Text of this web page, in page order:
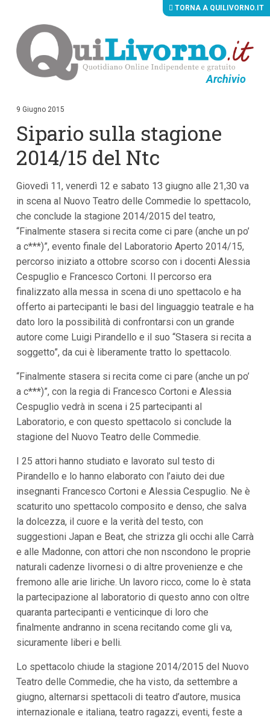
Archivio
i
i
c
n
t
n
u
i
p
i
n
i
p
l
i
a
i
l
e
n
P
r
n
c
p
a
l
e
V
a
i
n
f
n
d
o
TORNA A QUILIVORNO.IT
9 Giugno 2015
Sipario sulla stagione
2014/15 del Ntc
Giovedì 11, venerdì 12 e sabato 13 giugno alle 21,30 va
in scena al Nuovo Teatro delle Commedie lo spettacolo,
che conclude la stagione 2014/2015 del teatro,
“Finalmente stasera si recita come ci pare (anche un po’
a c***)”, evento finale del Laboratorio Aperto 2014/15,
percorso iniziato a ottobre scorso con i docenti Alessia
Cespuglio e Francesco Cortoni. Il percorso era
finalizzato alla messa in scena di uno spettacolo e ha
offerto ai partecipanti le basi del linguaggio teatrale e ha
dato loro la possibilità di confrontarsi con un grande
autore come Luigi Pirandello e il suo “Stasera si recita a
soggetto”, da cui è liberamente tratto lo spettacolo.
“Finalmente stasera si recita come ci pare (anche un po’
a c***)”, con la regia di Francesco Cortoni e Alessia
Cespuglio vedrà in scena i 25 partecipanti al
Laboratorio, e con questo spettacolo si conclude la
stagione del Nuovo Teatro delle Commedie.
I 25 attori hanno studiato e lavorato sul testo di
Pirandello e lo hanno elaborato con l’aiuto dei due
insegnanti Francesco Cortoni e Alessia Cespuglio. Ne è
scaturito uno spettacolo composito e denso, che salva
la dolcezza, il cuore e la verità del testo, con
suggestioni Japan e Beat, che strizza gli occhi alle Carrà
e alle Madonne, con attori che non nscondono le proprie
naturali cadenze livornesi o di altre provenienze e che
fremono alle arie liriche. Un lavoro ricco, come lo è stata
la partecipazione al laboratorio di questo anno con oltre
quaranta partecipanti e venticinque di loro che
finalmente andranno in scena recitando come gli va,
sicuramente liberi e belli.
Lo spettacolo chiude la stagione 2014/2015 del Nuovo
Teatro delle Commedie, che ha visto, da settembre a
giugno, alternarsi spettacoli di teatro d’autore, musica
internazionale e italiana, teatro ragazzi, eventi, feste a